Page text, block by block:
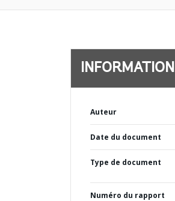
INFORMATION
Auteur
Date du document
Type de document
Numéro du rapport